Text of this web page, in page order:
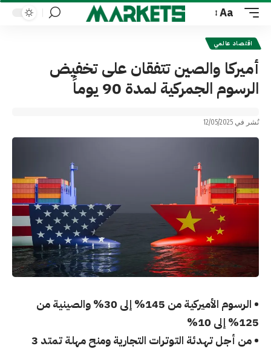
Font
Resizer
Aa
اقتصاد عالمي
أميركا والصين تتفقان على تخفيض
الرسوم الجمركية لمدة 90 يوماً
نُشر في 12/05/2025
• الرسوم الأميركية من 145% إلى 30% والصينية من
125% إلى 10%
• من أجل تهدئة التوترات التجارية ومنح مهلة تمتد 3